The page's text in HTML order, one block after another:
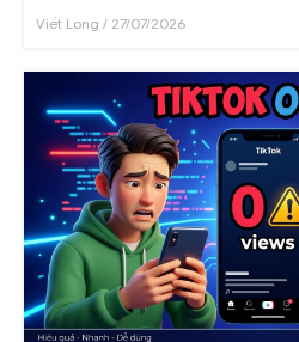
Viết Long 27/07/2026